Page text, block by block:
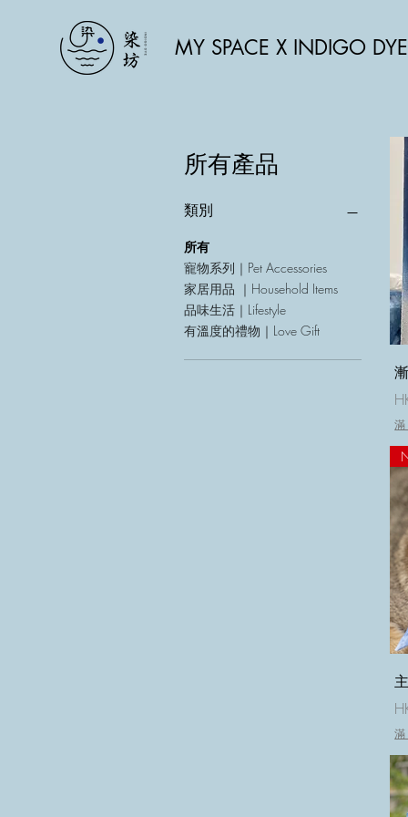
MY SPACE X INDIGO DYE
所有產品
類別
所有
寵物系列｜Pet Accessories
家居用品 ｜Household Items
品味生活｜Lifestyle
有溫度的禮物｜Love Gift
滿
滿